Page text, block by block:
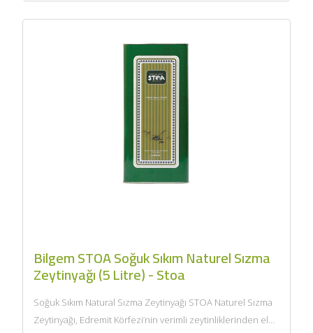
Bilgem STOA Soğuk Sıkım Naturel Sızma
Zeytinyağı (5 Litre) - Stoa
Soğuk Sıkım Natural Sızma Zeytinyağı STOA Naturel Sızma
Zeytinyağı, Edremit Körfezi’nin verimli zeytinliklerinden elde